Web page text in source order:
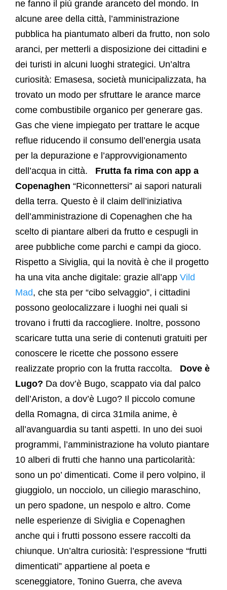
ne fanno il più grande aranceto del mondo. In
alcune aree della città, l’amministrazione
pubblica ha piantumato alberi da frutto, non solo
aranci, per metterli a disposizione dei cittadini e
dei turisti in alcuni luoghi strategici. Un’altra
curiosità: Emasesa, società municipalizzata, ha
trovato un modo per sfruttare le arance marce
come combustibile organico per generare gas.
Gas che viene impiegato per trattare le acque
reflue riducendo il consumo dell’energia usata
per la depurazione e l’approvvigionamento
dell’acqua in città.
Frutta fa rima con app a
Copenaghen “Riconnettersi” ai sapori naturali
della terra. Questo è il claim dell’iniziativa
dell’amministrazione di Copenaghen che ha
scelto di piantare alberi da frutto e cespugli in
aree pubbliche come parchi e campi da gioco.
Rispetto a Siviglia, qui la novità è che il progetto
ha una vita anche digitale: grazie all’app Vild
Mad, che sta per “cibo selvaggio”, i cittadini
possono geolocalizzare i luoghi nei quali si
trovano i frutti da raccogliere. Inoltre, possono
scaricare tutta una serie di contenuti gratuiti per
conoscere le ricette che possono essere
realizzate proprio con la frutta raccolta.
Dove è
Lugo? Da dov’è Bugo, scappato via dal palco
dell’Ariston, a dov’è Lugo? Il piccolo comune
della Romagna, di circa 31mila anime, è
all’avanguardia su tanti aspetti. In uno dei suoi
programmi, l’amministrazione ha voluto piantare
10 alberi di frutti che hanno una particolarità:
sono un po’ dimenticati. Come il pero volpino, il
giuggiolo, un nocciolo, un ciliegio maraschino,
un pero spadone, un nespolo e altro. Come
nelle esperienze di Siviglia e Copenaghen
anche qui i frutti possono essere raccolti da
chiunque. Un’altra curiosità: l’espressione “frutti
dimenticati” appartiene al poeta e
sceneggiatore, Tonino Guerra, che aveva